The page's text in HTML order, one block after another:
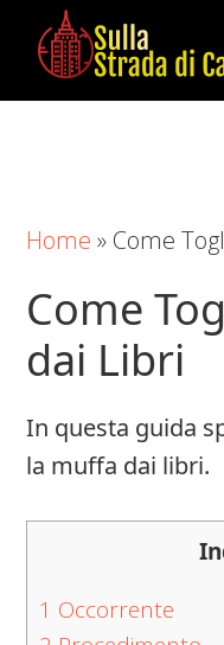
main
primary
footer
Sulla
in
Home » Come
Come
dai Libri
In questa guida
la muffa dai libri.
1 Occorrente